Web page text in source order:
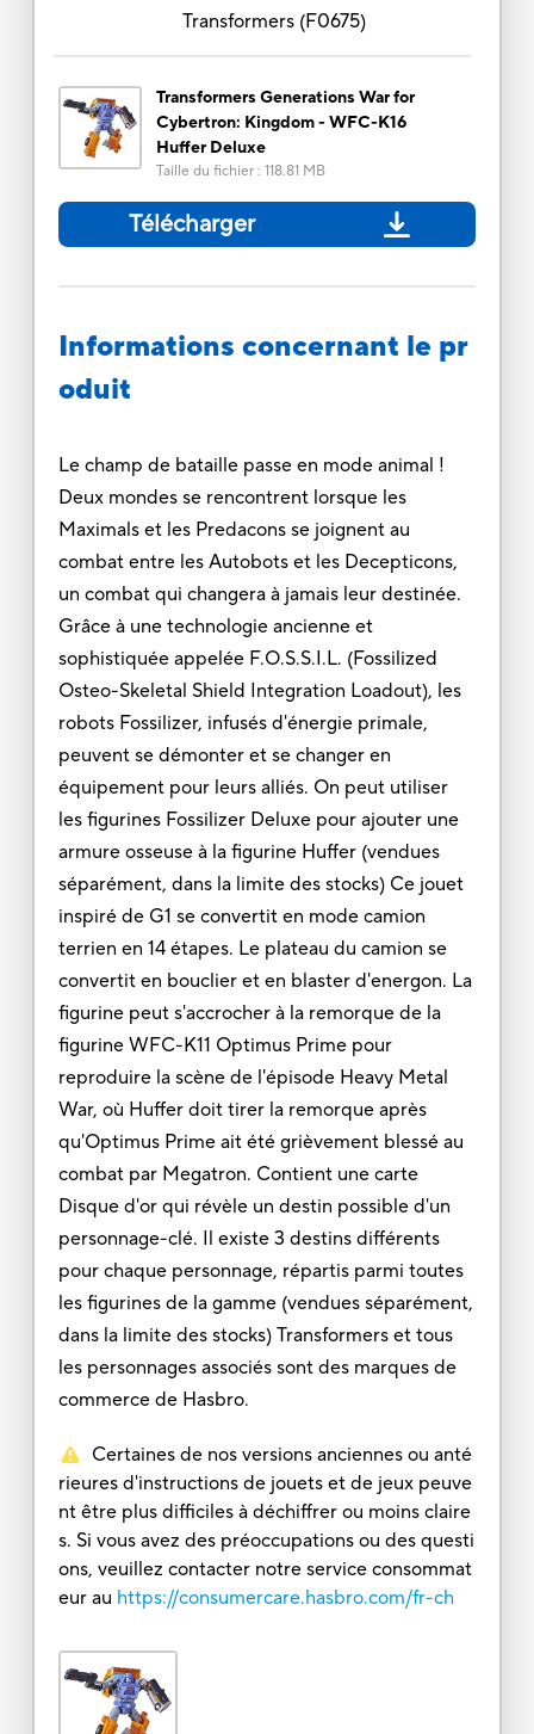
Transformers(F0675)
Transformers Generations War for
Cybertron: Kingdom - WFC-K16
Huffer Deluxe
Taille du fichier: 118.81 MB
Télécharger
Informations concernant le pr
oduit
Le champ de bataille passe en mode animal !
Deux mondes se rencontrent lorsque les
Maximals et les Predacons se joignent au
combat entre les Autobots et les Decepticons,
un combat qui changera à jamais leur destinée.
Grâce à une technologie ancienne et
sophistiquée appelée F.O.S.S.I.L. (Fossilized
Osteo-Skeletal Shield Integration Loadout), les
robots Fossilizer, infusés d'énergie primale,
peuvent se démonter et se changer en
équipement pour leurs alliés. On peut utiliser
les figurines Fossilizer Deluxe pour ajouter une
armure osseuse à la figurine Huffer (vendues
séparément, dans la limite des stocks) Ce jouet
inspiré de G1 se convertit en mode camion
terrien en 14 étapes. Le plateau du camion se
convertit en bouclier et en blaster d'energon. La
figurine peut s'accrocher à la remorque de la
figurine WFC-K11 Optimus Prime pour
reproduire la scène de l'épisode Heavy Metal
War, où Huffer doit tirer la remorque après
qu'Optimus Prime ait été grièvement blessé au
combat par Megatron. Contient une carte
Disque d'or qui révèle un destin possible d'un
personnage-clé. Il existe 3 destins différents
pour chaque personnage, répartis parmi toutes
les figurines de la gamme (vendues séparément,
dans la limite des stocks) Transformers et tous
les personnages associés sont des marques de
commerce de Hasbro.
Certaines de nos versions anciennes ou anté
rieures d'instructions de jouets et de jeux peuve
nt être plus difficiles à déchiffrer ou moins claire
s. Si vous avez des préoccupations ou des questi
ons, veuillez contacter notre service consommat
eur au https://consumercare.hasbro.com/fr-ch